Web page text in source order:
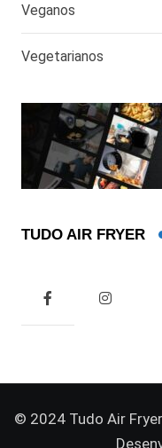
Veganos
Vegetarianos
TUDO AIR FRYER
© 2024 Tudo Air